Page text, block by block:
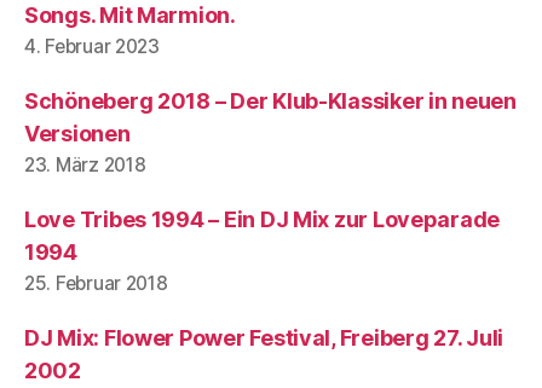
Songs. Mit Marmion.
4. Februar 2023
Schöneberg 2018 – Der Klub-Klassiker in neuen
Versionen
23. März 2018
Love Tribes 1994 – Ein DJ Mix zur Loveparade
1994
25. Februar 2018
DJ Mix: Flower Power Festival, Freiberg 27. Juli
2002